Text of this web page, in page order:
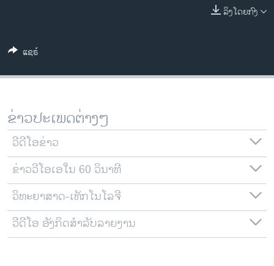
ພາສາອັງກິດ
ລາຍການກະຈາຍສຽງ
ລາຍງານ
ຕິດຕາມພວກເຮົາ ທີ່
ພາສາຕ່າງໆ
ລິງໂດຍກົງ
ແຊຣ໌
ຂ່າວປະເພດຕ່າງໆ
ວີດີໂອຂ່າວ
ຂ່າວວີໂອເອໃນ 60 ວິນາທີ
ວິທະຍາສາດ-ເທັກໂນໂລຈີ
ວີດີໂອ ອັງກິດສຳລັບລາຍງານ